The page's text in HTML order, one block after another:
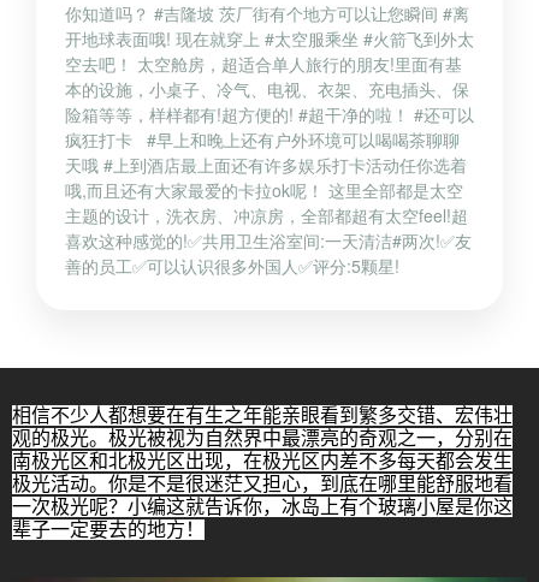
你知道吗？ #吉隆坡 茨厂街有个地方可以让您瞬间 #离
开地球表面哦! 现在就穿上 #太空服乘坐 #火箭飞到外太
空去吧！ 太空舱房，超适合单人旅行的朋友!里面有基
本的设施，小桌子、冷气、电视、衣架、充电插头、保
险箱等等，样样都有!超方便的! #超干净的啦！ #还可以
疯狂打卡 #早上和晚上还有户外环境可以喝喝茶聊聊
天哦 #上到酒店最上面还有许多娱乐打卡活动任你选着
哦,而且还有大家最爱的卡拉ok呢！ 这里全部都是太空
主题的设计，洗衣房、冲凉房，全部都超有太空feel!超
喜欢这种感觉的!✅共用卫生浴室间:一天清洁#两次!✅友
善的员工✅可以认识很多外国人✅评分:5颗星!
相信不少人都想要在有生之年能亲眼看到繁多交错、宏伟壮
观的极光。极光被视为自然界中最漂亮的奇观之一，分别在
南极光区和北极光区出现，在极光区内差不多每天都会发生
极光活动。你是不是很迷茫又担心，到底在哪里能舒服地看
一次极光呢？小编这就告诉你，冰岛上有个玻璃小屋是你这
辈子一定要去的地方！